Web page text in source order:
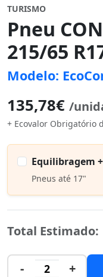
TURISMO
Pneu
215/65
Modelo:
135,78€ /
+ Ecovalor Obrigatório
Equilibragem
Pneus até 17"
Total Estimado:
- 2 +